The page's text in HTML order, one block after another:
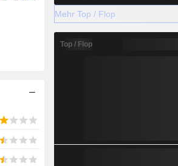
Mehr Top / Flop
Top / Flop